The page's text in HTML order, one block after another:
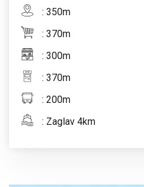
: 350m
: 370m
: 300m
: 370m
: 200m
: Zaglav 4km